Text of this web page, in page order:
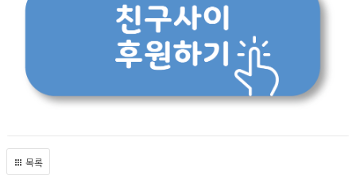
목록